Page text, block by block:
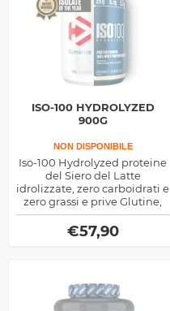
ISO-100 HYDROLYZED
900G
NON DISPONIBILE
Iso-100 Hydrolyzed proteine
del Siero del Latte
idrolizzate, zero carboidrati e
zero grassi e prive Glutine,
prodotte dall'azienda
americana Dymatize
€57,90